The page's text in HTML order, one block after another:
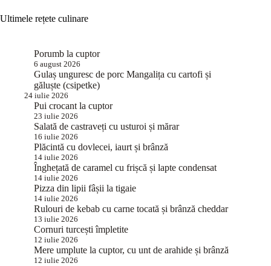
Ultimele rețete culinare
Porumb la cuptor
6 august 2026
Gulaș unguresc de porc Mangalița cu cartofi și
găluște (csipetke)
24 iulie 2026
Pui crocant la cuptor
23 iulie 2026
Salată de castraveți cu usturoi și mărar
16 iulie 2026
Plăcintă cu dovlecei, iaurt și brânză
14 iulie 2026
Înghețată de caramel cu frișcă și lapte condensat
14 iulie 2026
Pizza din lipii fâșii la tigaie
14 iulie 2026
Rulouri de kebab cu carne tocată și brânză cheddar
13 iulie 2026
Cornuri turcești împletite
12 iulie 2026
Mere umplute la cuptor, cu unt de arahide și brânză
12 iulie 2026